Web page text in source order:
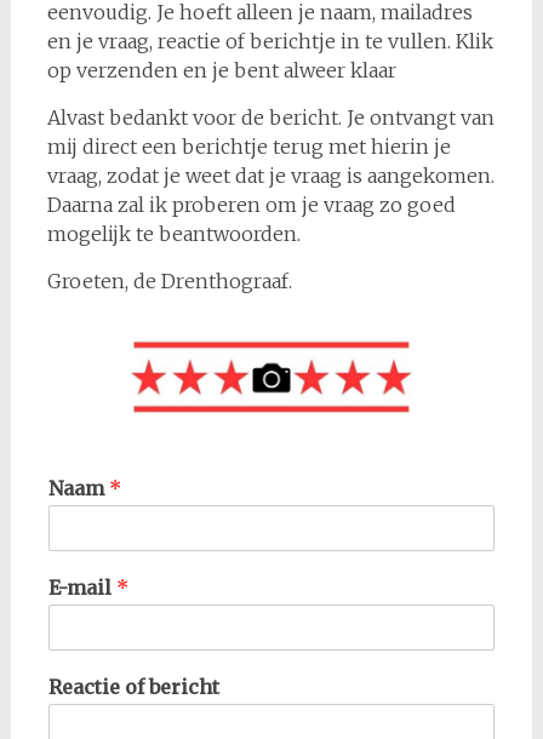
eenvoudig. Je hoeft alleen je naam, mailadres
en je vraag, reactie of berichtje in te vullen. Klik
op verzenden en je bent alweer klaar
Alvast bedankt voor de bericht. Je ontvangt van
mij direct een berichtje terug met hierin je
vraag, zodat je weet dat je vraag is aangekomen.
Daarna zal ik proberen om je vraag zo goed
mogelijk te beantwoorden.
Groeten, de Drenthograaf.
Naam *
E-mail *
Reactie of bericht